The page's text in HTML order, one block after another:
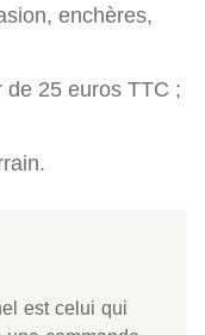
enchères,
25 euros TTC ;
est celui qui